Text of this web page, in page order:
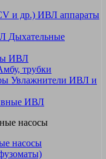
ИВЛ аппараты
Дыхательные
ИВЛ
трубки
Увлажнители ИВЛ и
ИВЛ
насосы
насосы